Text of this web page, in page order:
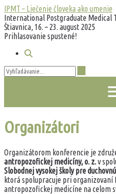
Prejsť
na
obsah
IPMT – Liečenie človeka ako umenie
International Postgraduate Medical
Štiavnica, 16. – 23. august 2025
Prihlasovanie spustené!
Organizátori
Organizátorom konferencie je
antropozofickej medicíny, o. z.v
Slobodnej vysokej školy pre
ktorá spolupracuje pri organizovaní
antropozofickej medicíne na celom